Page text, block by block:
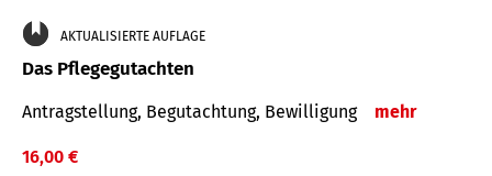
AKTUALISIERTE AUFLAGE
Das Pflegegutachten
Antragstellung, Begutachtung, Bewilligung mehr
16,00 €